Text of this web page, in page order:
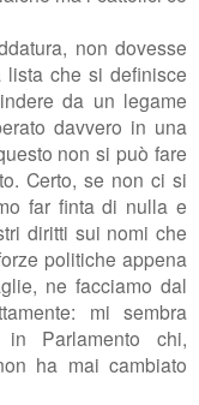
non dovesse
lista che si definisce
da un legame
davvero in una
non si può fare
Certo, se non ci si
far finta di nulla e
diritti sui nomi che
politiche appena
ne facciamo dal
mi sembra
Parlamento chi,
ha mai cambiato